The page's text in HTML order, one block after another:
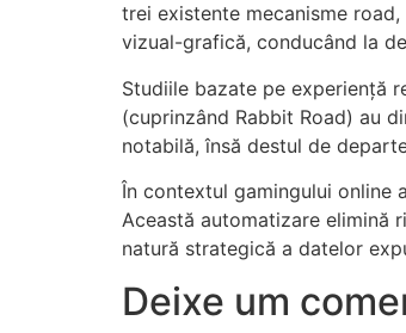
trei existente mecanisme
vizual-grafică, conducând la
Studiile bazate pe experiență
(cuprinzând Rabbit Road) au
notabilă, însă destul de
În contextul gamingului online
Această automatizare elimină
natură strategică a datelor
Deixe um